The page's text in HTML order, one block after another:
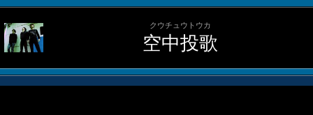
クウチュウトウカ
空中投歌